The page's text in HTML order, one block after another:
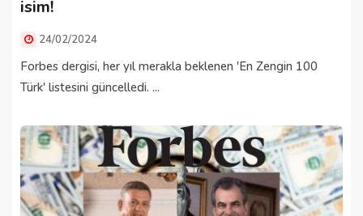
isim!
24/02/2024
Forbes dergisi, her yıl merakla beklenen 'En Zengin 100
Türk' listesini güncelledi. ...